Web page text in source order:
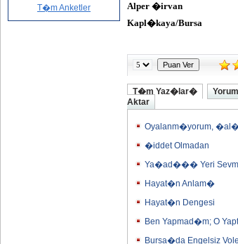
T�m Anketler
Alper �irvan
Kapl�kaya/Bursa
T�m Yaz�lar�
Aktar
Oyalanm�yorum,
�iddet Olmadan
Ya�ad��� Yeri
Hayat�n Anlam�
Hayat�n Dengesi
Ben Yapmad�m; O
Bursa�da Engelsiz